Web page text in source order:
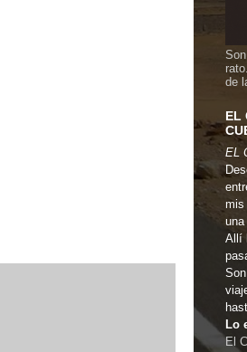
de
EL
EL
mis
Allí
Lo
El